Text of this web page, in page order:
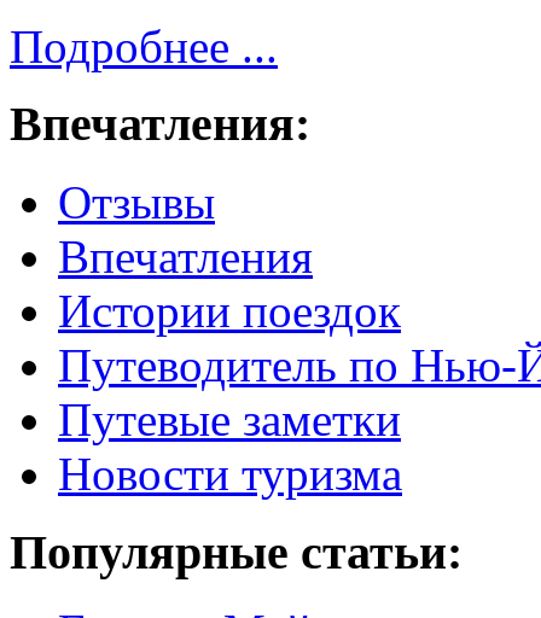
Подробнее ...
Впечатления:
Отзывы
Впечатления
Истории поездок
Путеводитель по Нью-
Путевые заметки
Новости туризма
Популярные статьи: